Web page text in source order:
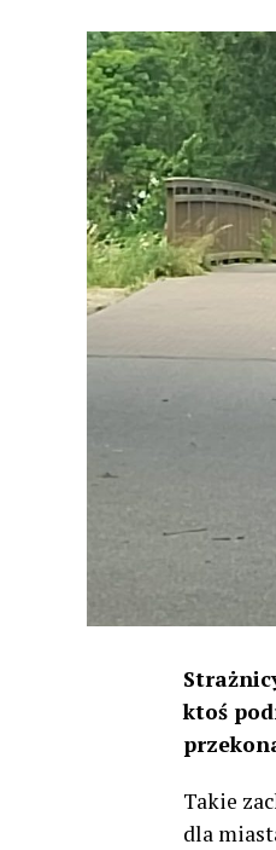
ktoś
Takie
dla